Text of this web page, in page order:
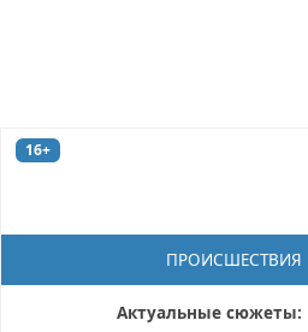
16+
ПРОИСШЕСТВИЯ
Актуальные сюжеты: